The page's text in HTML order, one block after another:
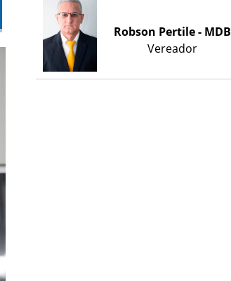
Robson Pertile - MDB
Vereador